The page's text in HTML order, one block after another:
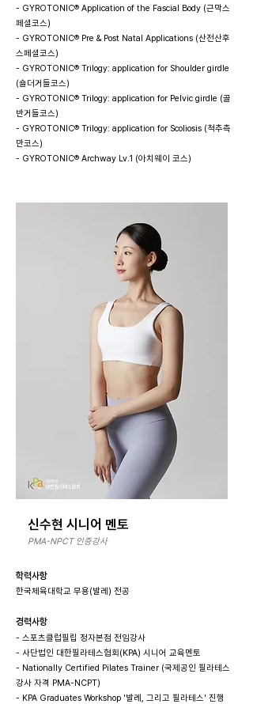
- GYROTONIC® Application of the Fascial Body (근막스
페셜코스)
- GYROTONIC® Pre & Post Natal Applications (산전산후
스페셜코스)
- GYROTONIC® Trilogy: application for Shoulder girdle
(숄더거들코스)
- GYROTONIC® Trilogy: application for Pelvic girdle (골
반거들코스)
- GYROTONIC® Trilogy: application for Scoliosis (척추측
만코스)
- GYROTONIC® Archway Lv.1 (아치웨이 코스)
신수현 시니어 멘토
PMA-NPCT 인증강사
학력사항
한국체육대학교 무용(발레) 전공
경력사항
- 스포츠클럽필립 정자본점 전임강사
- 사단법인 대한필라테스협회(KPA) 시니어 교육멘토
- Nationally Certified Pilates Trainer (국제공인 필라테스
강사 자격 PMA-NCPT)
- KPA Graduates Workshop '발레, 그리고 필라테스' 진행